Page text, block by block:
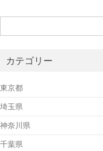
索:
カテゴリー
東京都
埼玉県
神奈川県
千葉県